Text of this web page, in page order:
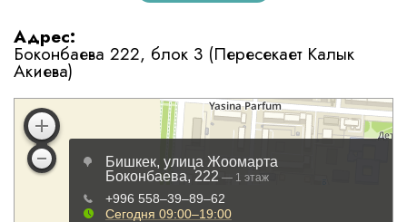
Адрес:
Боконбаева 222, блок 3 (Пересекает Калык
Акиева)